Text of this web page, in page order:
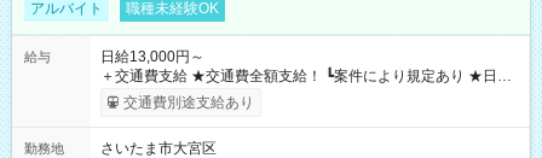
アルバイト 職種未経験OK
給与
日給13,000円～
＋交通費支給 ★交通費全額支給！ ┗案件により規定あり ★日払
いOK！（規定あり） ┗働いたその日に現金GET♪ お仕事後はコ
ンビニATMから 日払い分を引き落とせます！ 【試用期間】試
交通費別途支給あり
勤務地
さいたま市大宮区